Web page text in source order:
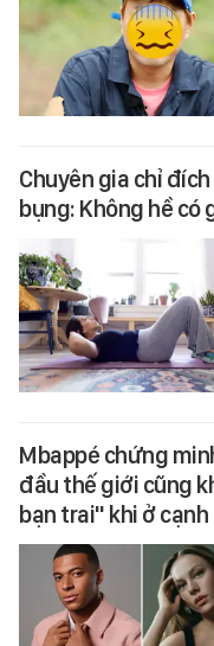
Chuyên gia chỉ
bụng: Không hề có
Mbappé chứng
đầu thế giới cũng
bạn trai" khi ở